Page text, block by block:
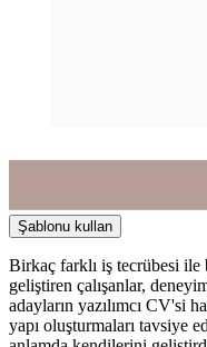
Şablonu kullan
Birkaç farklı iş tecrübesi
geliştiren çalışanlar,
adayların yazılımcı CV'si
yapı oluşturmaları tavsiye